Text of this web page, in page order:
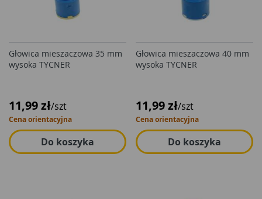
Głowica mieszaczowa 35 mm
wysoka TYCNER
11,99 zł/szt
Cena orientacyjna
Do koszyka
Głowica mieszaczowa 40 mm
wysoka TYCNER
11,99 zł/szt
Cena orientacyjna
Do koszyka